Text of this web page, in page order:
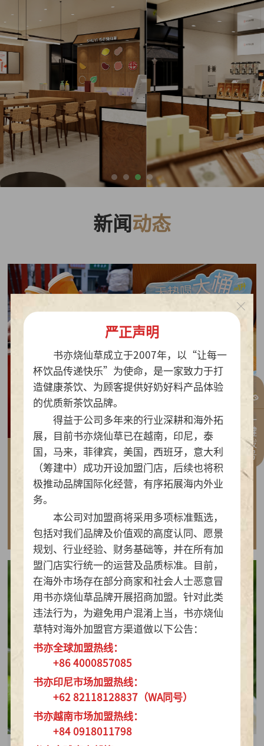
一键拨号
新闻 动态
2026-07-30
做实亲民茶饮！书亦烧仙草以“有料品类之王”拿
下2026新茶饮TOP10
查看详情
严正声明
书亦烧仙草成立于2007年，以“让每一
杯饮品传递快乐”为使命，是一家致力于打
造健康茶饮、为顾客提供好奶好料产品体验
的优质新茶饮品牌。
得益于公司多年来的行业深耕和海外拓
展，目前书亦烧仙草已在越南，印尼，泰
国，马来，菲律宾，美国，西班牙，意大利
（筹建中）成功开设加盟门店，后续也将积
极推动品牌国际化经营，有序拓展海内外业
务。
本公司对加盟商将采用多项标准甄选，
包括对我们品牌及价值观的高度认同、愿景
规划、行业经验、财务基础等，并在所有加
盟门店实行统一的运营及品质标准。目前，
在海外市场存在部分商家和社会人士恶意冒
用书亦烧仙草品牌开展招商加盟。针对此类
违法行为，为避免用户混淆上当，书亦烧仙
草特对海外加盟官方渠道做以下公告：
书亦全球加盟热线：
+86 4000857085
书亦印尼市场加盟热线：
+62 82118128837（WA同号）
书亦越南市场加盟热线：
+84 0918011798